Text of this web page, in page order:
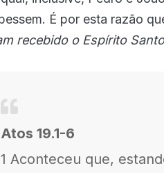
É por esta razão
recebido o Espírito
Atos 19.1-6
1 Aconteceu que,